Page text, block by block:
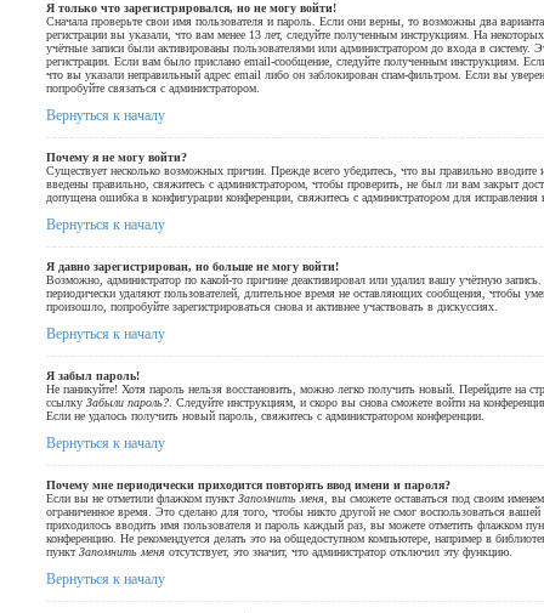
Я только что зарегистрировался, но не могу войти!
Сначала проверьте свои имя пользователя и пароль. Если они верны, то возможны два
регистрации вы указали, что вам менее 13 лет, следуйте полученным инструкциям. На
учётные записи были активированы пользователями или администратором до входа в систему.
регистрации. Если вам было прислано email-сообщение, следуйте полученным инструкциям.
что вы указали неправильный адрес email либо он заблокирован спам-фильтром. Если вы
попробуйте связаться с администратором.
Вернуться к началу
Почему я не могу войти?
Существует несколько возможных причин. Прежде всего убедитесь, что вы правильно вводите
введены правильно, свяжитесь с администратором, чтобы проверить, не был ли вам закрыт
допущена ошибка в конфигурации конференции, свяжитесь с администратором для исправления
Вернуться к началу
Я давно зарегистрирован, но больше не могу войти!
Возможно, администратор по какой-то причине деактивировал или удалил вашу учётную
периодически удаляют пользователей, длительное время не оставляющих сообщения, чтобы
произошло, попробуйте зарегистрироваться снова и активнее участвовать в дискуссиях.
Вернуться к началу
Я забыл пароль!
Не паникуйте! Хотя пароль нельзя восстановить, можно легко получить новый. Перейдите на
ссылку Забыли пароль?. Следуйте инструкциям, и скоро вы снова сможете войти на
Если не удалось получить новый пароль, свяжитесь с администратором конференции.
Вернуться к началу
Почему мне периодически приходится повторять ввод имени и пароля?
Если вы не отметили флажком пунктЗапомнить меня, вы сможете оставаться под своим
ограниченное время. Это сделано для того, чтобы никто другой не смог воспользоваться
приходилось вводить имя пользователя и пароль каждый раз, вы можете отметить флажком
конференцию. Не рекомендуется делать это на общедоступном компьютере, например в
пунктЗапомнить меня отсутствует, это значит, что администратор отключил эту функцию.
Вернуться к началу